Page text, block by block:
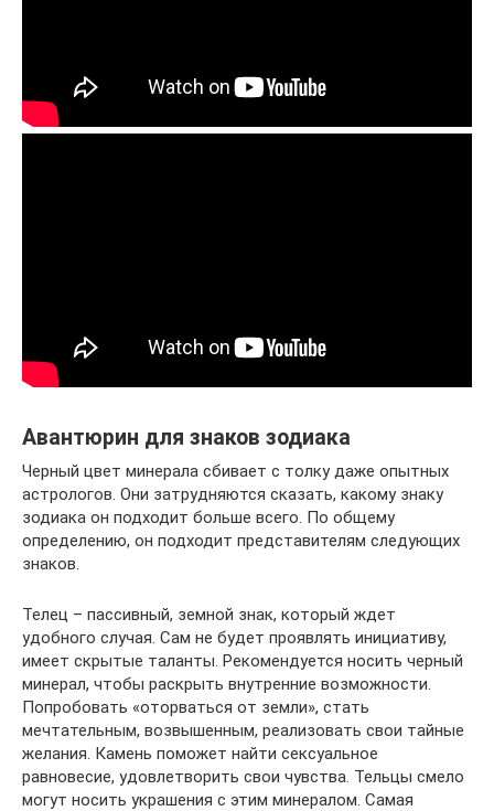
Авантюрин для знаков зодиака
Черный цвет минерала сбивает с толку даже опытных
астрологов. Они затрудняются сказать, какому знаку
зодиака он подходит больше всего. По общему
определению, он подходит представителям следующих
знаков.
Телец – пассивный, земной знак, который ждет
удобного случая. Сам не будет проявлять инициативу,
имеет скрытые таланты. Рекомендуется носить черный
минерал, чтобы раскрыть внутренние возможности.
Попробовать «оторваться от земли», стать
мечтательным, возвышенным, реализовать свои тайные
желания. Камень поможет найти сексуальное
равновесие, удовлетворить свои чувства. Тельцы смело
могут носить украшения с этим минералом. Самая